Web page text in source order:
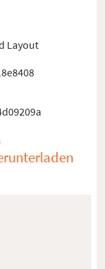
Layout